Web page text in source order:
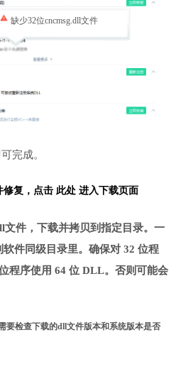
缺少32位cncmsg.dll文件
完成。
复， 点击 此处 进入下载页面
文件，下载并拷贝到指定目录。一
件同级目录里。确保对 32 位程
程序使用 64 位 DLL。否则可能会
要检查下载的dll文件版本和系统版本是否